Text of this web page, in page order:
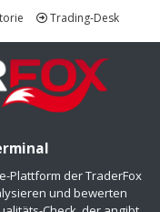
Trading-Desk
Plattform der TraderFox
und bewerten